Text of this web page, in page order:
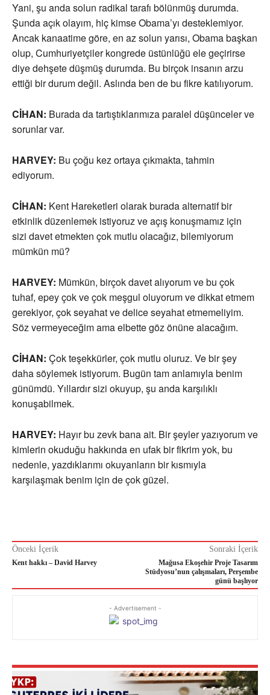
Yani, şu anda solun radikal tarafı bölünmüş durumda.
Şunda açık olayım, hiç kimse Obama’yı desteklemiyor.
Ancak kanaatime göre, en az solun yarısı, Obama başkan
olup, Cumhuriyetçiler kongrede üstünlüğü ele geçirirse
diye dehşete düşmüş durumda. Bu birçok insanın arzu
ettiği bir durum değil. Aslında ben de bu fikre katılıyorum.
CİHAN: Burada da tartıştıklarımıza paralel düşünceler ve
sorunlar var.
HARVEY: Bu çoğu kez ortaya çıkmakta, tahmin
ediyorum.
CİHAN: Kent Hareketleri olarak burada alternatif bir
etkinlik düzenlemek istiyoruz ve açış konuşmamız için
sizi davet etmekten çok mutlu olacağız, bilemiyorum
mümkün mü?
HARVEY: Mümkün, birçok davet alıyorum ve bu çok
tuhaf, epey çok ve çok meşgul oluyorum ve dikkat etmem
gerekiyor, çok seyahat ve delice seyahat etmemeliyim.
Söz vermeyeceğim ama elbette göz önüne alacağım.
CİHAN: Çok teşekkürler, çok mutlu oluruz. Ve bir şey
daha söylemek istiyorum. Bugün tam anlamıyla benim
günümdü. Yıllardır sizi okuyup, şu anda karşılıklı
konuşabilmek.
HARVEY: Hayır bu zevk bana ait. Bir şeyler yazıyorum ve
kimlerin okuduğu hakkında en ufak bir fikrim yok, bu
nedenle, yazdıklarımı okuyanların bir kısmıyla
karşılaşmak benim için de çok güzel.
Önceki İçerik
Kent hakkı – David Harvey
Sonraki İçerik
Mağusa Ekoşehir Proje Tasarım
Stüdyosu’nun çalışmaları, Perşembe
günü başlıyor
- Advertisement -